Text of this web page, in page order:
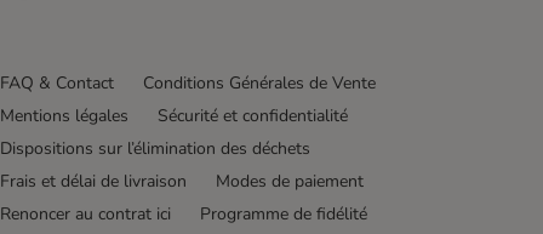
FAQ & Contact
Conditions Générales de Vente
Mentions légales
Sécurité et confidentialité
Dispositions sur l’élimination des déchets
Frais et délai de livraison
Modes de paiement
Renoncer au contrat ici
Programme de fidélité